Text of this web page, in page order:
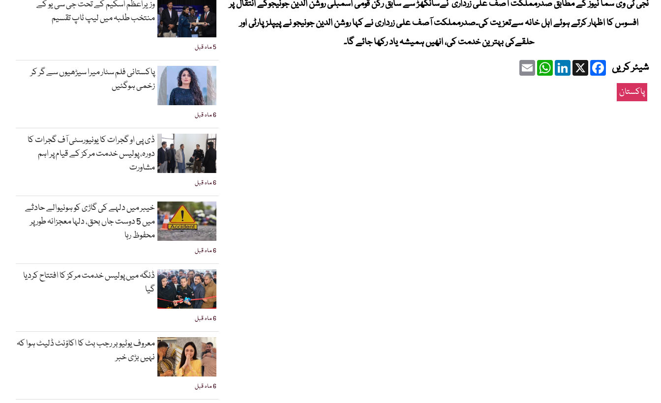
نجی ٹی وی سما نیوز کے مطابق صدرمملکت آصف علی زرداری نےسانگھڑ سے سابق رکن قومی اسمبلی روشن الدین جونیجوکے انتقال پر
افسوس کا اظہار کرتے ہوئے اہل خانہ سےتعزیت کی۔صدرمملکت آصف علی زرداری نے کہا روشن الدین جونیجو نے پیپلز پارٹی اور
حلقےکی بہترین خدمت کی، انھیں ہمیشہ یاد رکھا جائے گا۔
شیئر کریں Facebook
X
LinkedIn
WhatsApp
Email
پاکستان
5 ماہ قبل
وزیراعظم اسکیم کے تحت جی سی یو کے
منتخب طلبہ میں لیپ ٹاپ تقسیم
6 ماہ قبل
پاکستانی فلم سٹار میرا سیڑھیوں سے گر کر
زخمی ہوگئیں
6 ماہ قبل
ڈی پی او گجرات کا یونیورسٹی آف گجرات کا
دورہ، پولیس خدمت مرکز کے قیام پر اہم
مشاورت
6 ماہ قبل
خیبر میں دلہے کی گاڑی کو ہونیوالے حادثے
میں 5 دوست جاں بحق، دلہا معجزانہ طور پر
محفوظ رہا
6 ماہ قبل
ڈنگہ میں پولیس خدمت مرکز کا افتتاح کردیا
گیا
6 ماہ قبل
معروف یوٹیوبر رجب بٹ کا اکاؤنٹ ڈلیٹ ہوا کہ
نہیں بڑی خبر